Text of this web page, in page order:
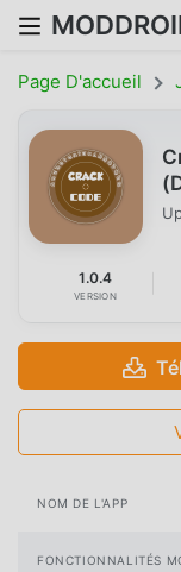
Page D'accueil
1.0.4
VERSION
NOM DE L'APP
FONCTIONNALITÉS